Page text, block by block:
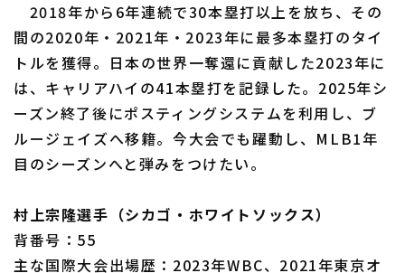
2018年から6年連続で30本塁打以上を放ち、その
間の2020年・2021年・2023年に最多本塁打のタイ
トルを獲得。日本の世界一奪還に貢献した2023年に
は、キャリアハイの41本塁打を記録した。2025年シ
ーズン終了後にポスティングシステムを利用し、ブ
ルージェイズへ移籍。今大会でも躍動し、MLB1年
目のシーズンへと弾みをつけたい。
村上宗隆選手（シカゴ・ホワイトソックス）
背番号：55
主な国際大会出場歴：2023年WBC、2021年東京オ